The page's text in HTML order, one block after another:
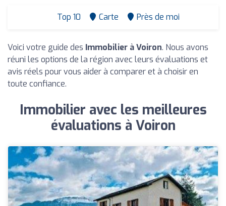
Top 10 Carte Près de moi
Voici votre guide des Immobilier à Voiron. Nous avons
réuni les options de la région avec leurs évaluations et
avis réels pour vous aider à comparer et à choisir en
toute confiance.
Immobilier avec les meilleures
évaluations à Voiron